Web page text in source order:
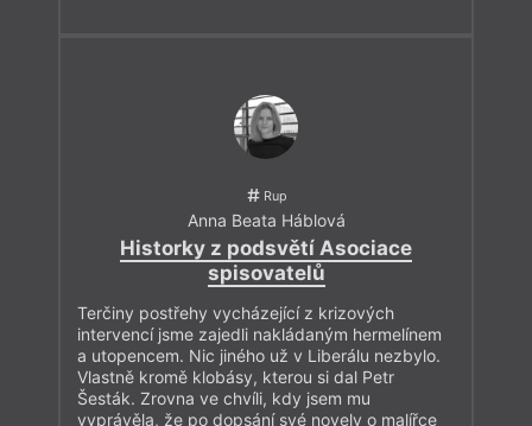
Rup
Anna Beata Háblová
Historky z podsvětí Asociace
spisovatelů
Terčiny postřehy vycházející z krizových
intervencí jsme zajedli nakládaným hermelínem
a utopencem. Nic jiného už v Liberálu nezbylo.
Vlastně kromě klobásy, kterou si dal Petr
Šesták. Zrovna ve chvíli, kdy jsem mu
vyprávěla, že po dopsání své novely o malířce